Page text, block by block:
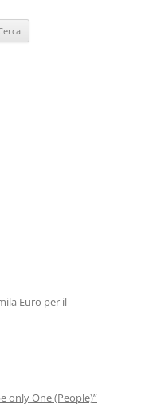
Euro per il
only One (People)”